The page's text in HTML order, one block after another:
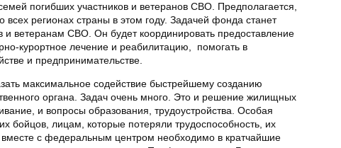
погибших участников и ветеранов СВО. Предполагается,
всех регионах страны в этом году. Задачей фонда станет
ветеранам СВО. Он будет координировать предоставление
курортное лечение и реабилитацию, помогать в
и предпринимательстве.
максимальное содействие быстрейшему созданию
органа. Задач очень много. Это и решение жилищных
и вопросы образования, трудоустройства. Особая
бойцов, лицам, которые потеряли трудоспособность, их
с федеральным центром необходимо в кратчайшие